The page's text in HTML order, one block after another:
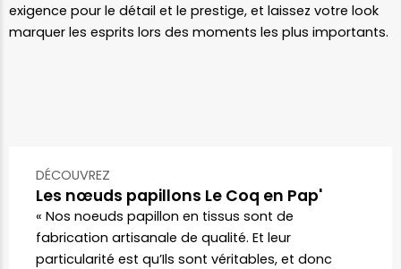
exigence pour le détail et le prestige, et laissez votre look
marquer les esprits lors des moments les plus importants.
DÉCOUVREZ
Les nœuds papillons Le Coq en Pap'
« Nos noeuds papillon en tissus sont de
fabrication artisanale de qualité. Et leur
particularité est qu’Ils sont véritables, et donc